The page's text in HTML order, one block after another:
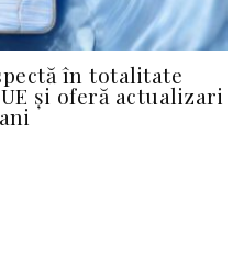
în totalitate
și oferă actualizari